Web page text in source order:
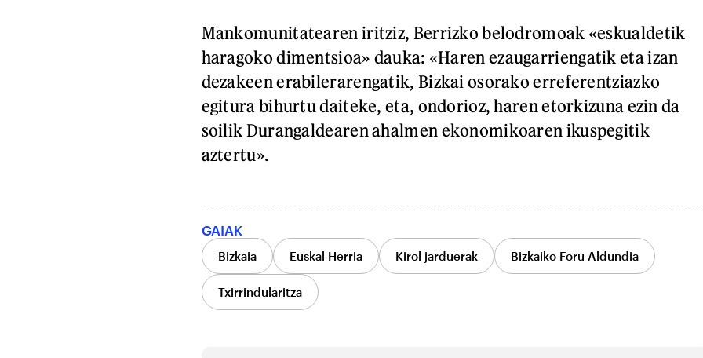
Mankomunitatearen iritziz, Berrizko belodromoak «eskualdetik
haragoko dimentsioa» dauka: «Haren ezaugarriengatik eta izan
dezakeen erabilerarengatik, Bizkai osorako erreferentziazko
egitura bihurtu daiteke, eta, ondorioz, haren etorkizuna ezin da
soilik Durangaldearen ahalmen ekonomikoaren ikuspegitik
aztertu».
GAIAK
Bizkaia Euskal Herria Kirol jarduerak Bizkaiko Foru Aldundia
Txirrindularitza